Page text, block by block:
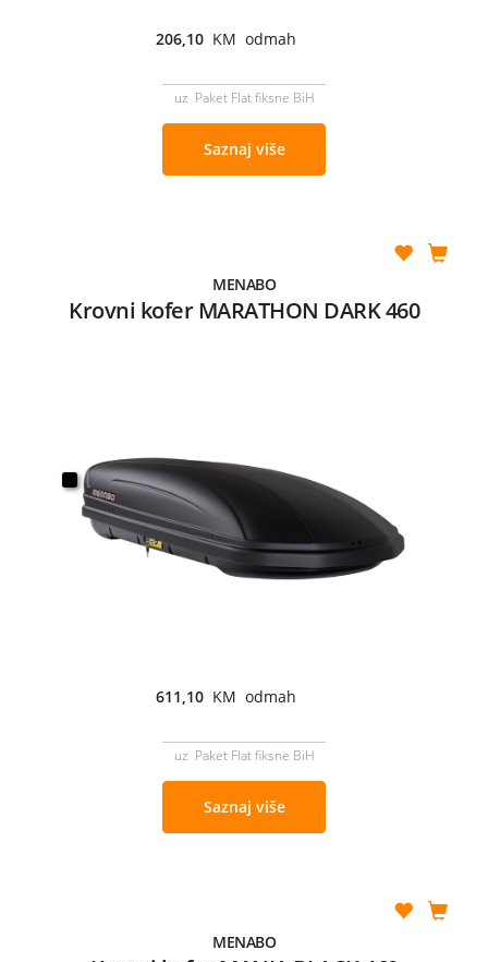
206,10 KM odmah
uz Paket Flat fiksne BiH
Saznaj više
MENABO
Krovni kofer MARATHON DARK 460
611,10 KM odmah
uz Paket Flat fiksne BiH
Saznaj više
MENABO